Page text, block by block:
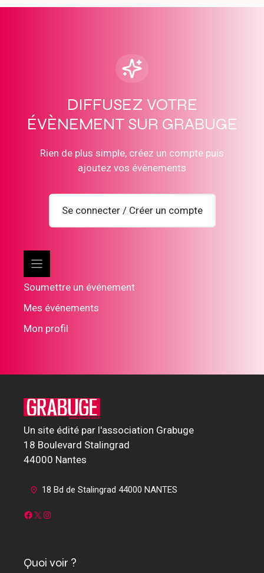
DIFFUSEZ VOTRE
ÉVÈNEMENT SUR GRABUGE
Rien de plus simple, créez un compte puis
ajoutez vos évènements
Se connecter / Créer un compte
Soumettre un événement
Mes événements
Mon profil
Un site édité par l'association Grabuge
18 Boulevard Stalingrad
44000 Nantes
18 Bd de Stalingrad 44000 NANTES
Facebook
X Instagram
Quoi voir ?